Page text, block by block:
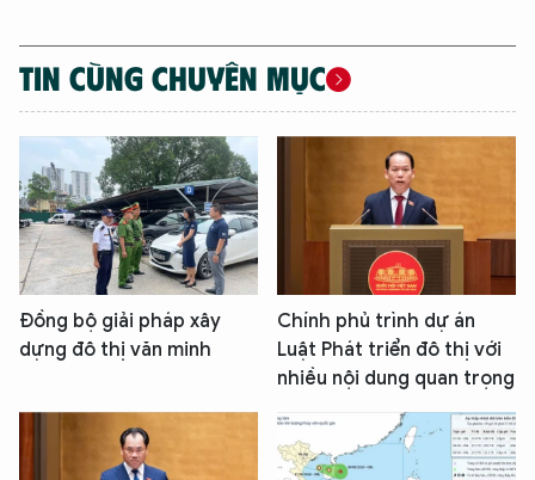
TIN CÙNG CHUYÊN MỤC
Đồng bộ giải pháp xây
dựng đô thị văn minh
Chính phủ trình dự án
Luật Phát triển đô thị với
nhiều nội dung quan trọng